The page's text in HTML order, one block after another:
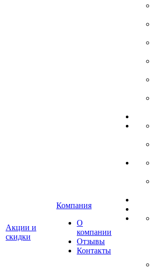
Акции и
скидки
Компания
О
компании
Отзывы
Контакты